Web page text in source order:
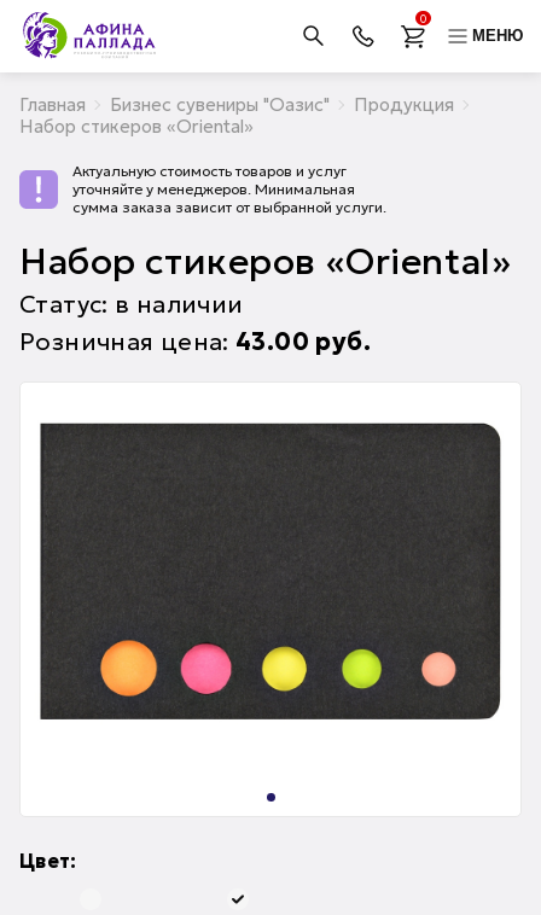
0
МЕНЮ
Главная Бизнес сувениры "Оазис"
Продукция
Набор стикеров «Oriental»
Актуальную стоимость товаров и услуг
уточняйте у менеджеров. Минимальная
сумма заказа зависит от выбранной услуги.
Набор стикеров «Oriental»
Статус: в наличии
Розничная цена: 43.00 руб.
Цвет: